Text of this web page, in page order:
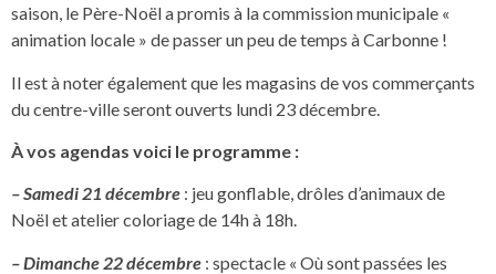
saison, le Père-Noël a promis à la commission municipale «
animation locale » de passer un peu de temps à Carbonne !
Il est à noter également que les magasins de vos commerçants
du centre-ville seront ouverts lundi 23 décembre.
À vos agendas voici le programme :
– Samedi 21 décembre : jeu gonflable, drôles d’animaux de
Noël et atelier coloriage de 14h à 18h.
– Dimanche 22 décembre : spectacle « Où sont passées les